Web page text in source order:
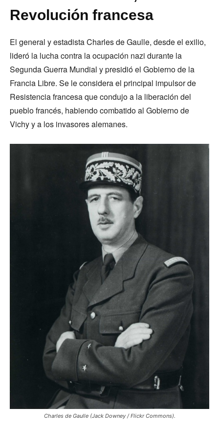
Revolución francesa
El general y estadista Charles de Gaulle, desde el exilio,
lideró la lucha contra la ocupación nazi durante la
Segunda Guerra Mundial y presidió el Gobierno de la
Francia Libre. Se le considera el principal impulsor de
Resistencia francesa que condujo a la liberación del
pueblo francés, habiendo combatido al Gobierno de
Vichy y a los invasores alemanes.
Charles de Gaulle (Jack Downey / Flickr Commons).